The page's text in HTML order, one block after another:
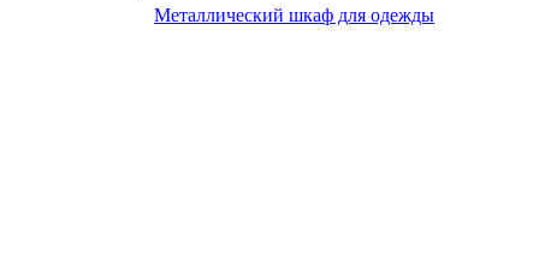
Металлический шкаф для одежды